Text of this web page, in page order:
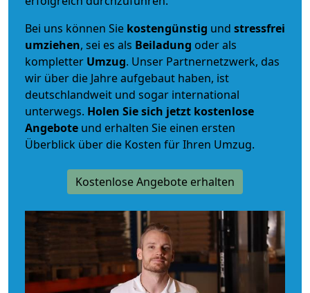
Bei uns können Sie kostengünstig und stressfrei
umziehen, sei es als Beiladung oder als
kompletter Umzug. Unser Partnernetzwerk, das
wir über die Jahre aufgebaut haben, ist
deutschlandweit und sogar international
unterwegs. Holen Sie sich jetzt kostenlose
Angebote und erhalten Sie einen ersten
Überblick über die Kosten für Ihren Umzug.
Kostenlose Angebote erhalten